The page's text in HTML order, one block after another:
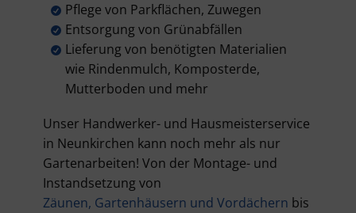
Pflege von Parkflächen, Zuwegen
Entsorgung von Grünabfällen
Lieferung von benötigten Materialien
wie Rindenmulch, Komposterde,
Mutterboden und mehr
Unser Handwerker- und Hausmeisterservice
in Neunkirchen kann noch mehr als nur
Gartenarbeiten! Von der Montage- und
Instandsetzung von
Zäunen, Gartenhäusern und Vordächern bis